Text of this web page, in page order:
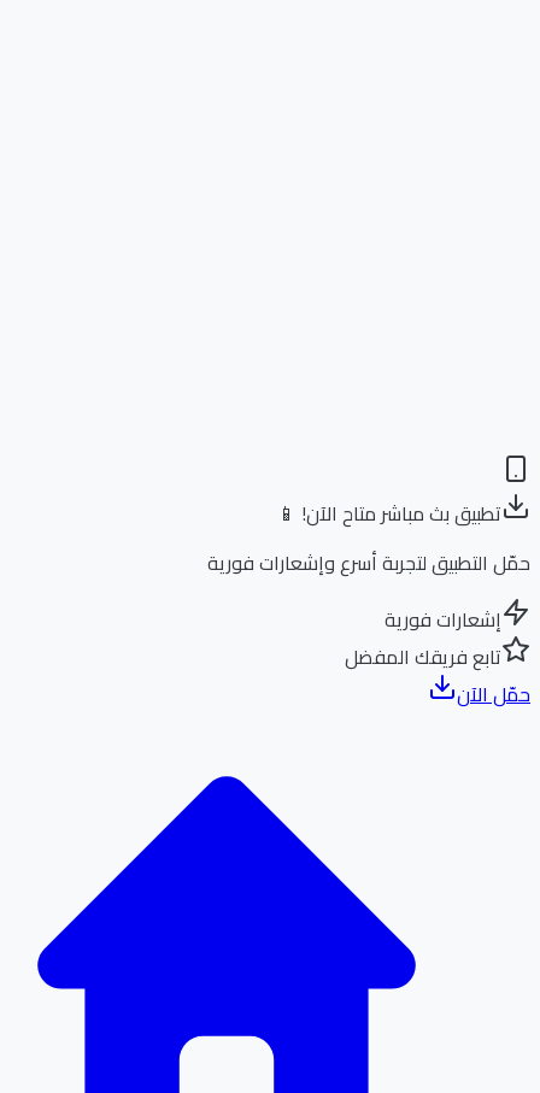
تطبيق بث مباشر متاح الآن! 📱
التطبيق لتجربة أسرع وإشعارات فورية
إشعارات فورية
تابع فريقك المفضل
الآن